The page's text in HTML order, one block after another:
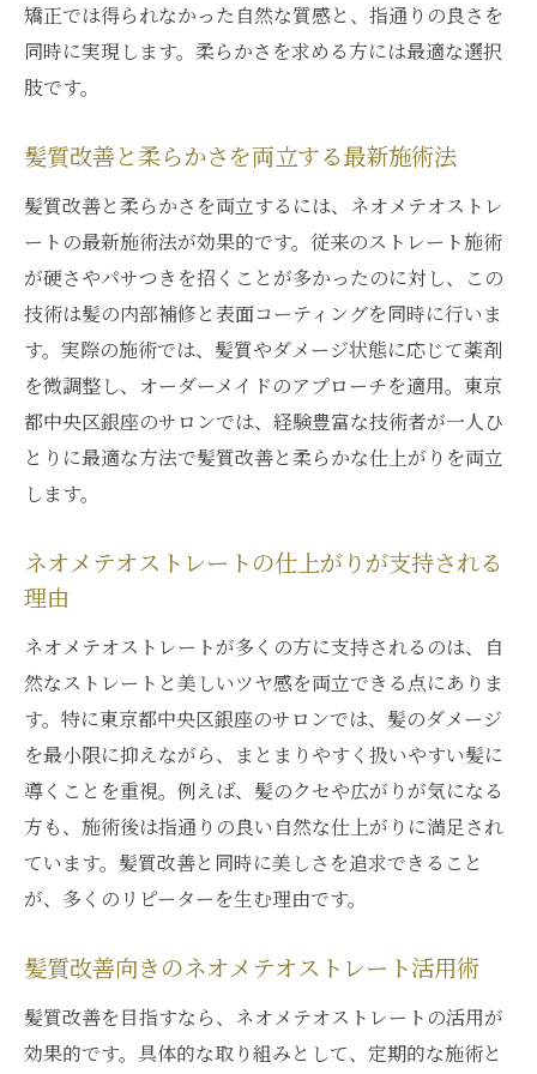
矯正では得られなかった自然な質感と、指通りの良さを
同時に実現します。柔らかさを求める方には最適な選択
肢です。
髪質改善と柔らかさを両立する最新施術法
髪質改善と柔らかさを両立するには、ネオメテオストレ
ートの最新施術法が効果的です。従来のストレート施術
が硬さやパサつきを招くことが多かったのに対し、この
技術は髪の内部補修と表面コーティングを同時に行いま
す。実際の施術では、髪質やダメージ状態に応じて薬剤
を微調整し、オーダーメイドのアプローチを適用。東京
都中央区銀座のサロンでは、経験豊富な技術者が一人ひ
とりに最適な方法で髪質改善と柔らかな仕上がりを両立
します。
ネオメテオストレートの仕上がりが支持される
理由
ネオメテオストレートが多くの方に支持されるのは、自
然なストレートと美しいツヤ感を両立できる点にありま
す。特に東京都中央区銀座のサロンでは、髪のダメージ
を最小限に抑えながら、まとまりやすく扱いやすい髪に
導くことを重視。例えば、髪のクセや広がりが気になる
方も、施術後は指通りの良い自然な仕上がりに満足され
ています。髪質改善と同時に美しさを追求できること
が、多くのリピーターを生む理由です。
髪質改善向きのネオメテオストレート活用術
髪質改善を目指すなら、ネオメテオストレートの活用が
効果的です。具体的な取り組みとして、定期的な施術と